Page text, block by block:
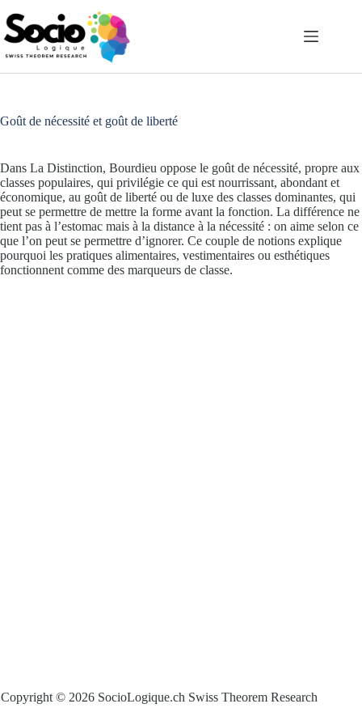
au
contenu
Goût de nécessité et goût de liberté
Dans La Distinction, Bourdieu oppose le goût de nécessité, propre aux
classes populaires, qui privilégie ce qui est nourrissant, abondant et
économique, au goût de liberté ou de luxe des classes dominantes, qui
peut se permettre de mettre la forme avant la fonction. La différence ne
tient pas à l’estomac mais à la distance à la nécessité : on aime selon ce
que l’on peut se permettre d’ignorer. Ce couple de notions explique
pourquoi les pratiques alimentaires, vestimentaires ou esthétiques
fonctionnent comme des marqueurs de classe.
Copyright © 2026 SocioLogique.ch Swiss Theorem Research